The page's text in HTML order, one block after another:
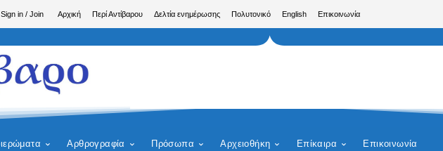
Sign in / Join Αρχική Περί Αντίβαρου Δελτία ενημέρωσης Πολυτονικό English Επικοινωνία
Αρθρογραφία Πρόσωπα Αρχειοθήκη Επίκαιρα Επικοινωνία